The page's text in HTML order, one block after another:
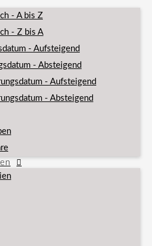
- A bis Z
- Z bis A
- Aufsteigend
- Absteigend
- Aufsteigend
- Absteigend